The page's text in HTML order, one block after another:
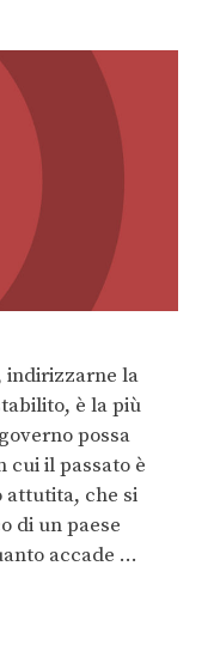
indirizzarne la
è la più
possa
cui il passato è
attutita, che si
di un paese
accade …